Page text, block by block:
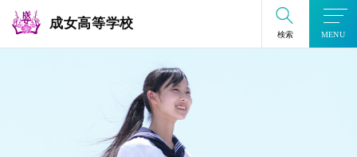
成女高等学校
検索 MENU